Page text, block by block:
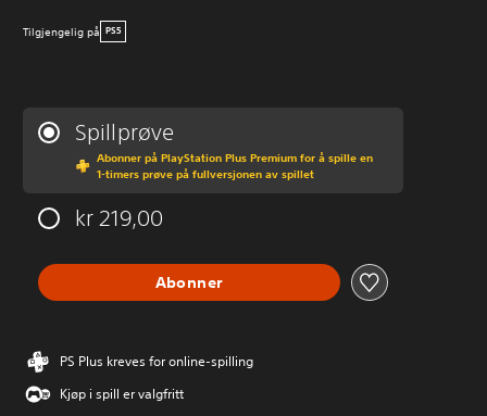
Tilgjengelig på PS5
Spillprøve
Abonner på PlayStation Plus Premium for å spille en
1-timers prøve på fullversjonen av spillet
kr 219,00
Abonner
PS Plus kreves for online-spilling
Kjøp i spill er valgfritt